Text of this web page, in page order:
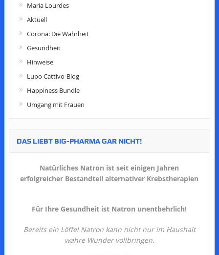
Maria Lourdes
Aktuell
Corona: Die Wahrheit
Gesundheit
Hinweise
Lupo Cattivo-Blog
Happiness Bundle
Umgang mit Frauen
DAS LIEBT BIG-PHARMA GAR NICHT!
Natürliches Natron ist seit einigen Jahren
erfolgreicher Bestandteil alternativer Krebstherapien
Für Ihre Gesundheit ist Natron unentbehrlich!
Bereits ein Löffel Natron kann nicht nur im Haushalt
wahre Wunder vollbringen.